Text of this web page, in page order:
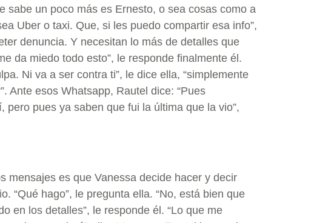
sabe un poco más es Ernesto, o sea cosas como a
Uber o taxi. Que, si les puedo compartir esa info”,
denuncia. Y necesitan lo más de detalles que
da miedo todo esto”, le responde finalmente él.
Ni va a ser contra ti”, le dice ella, “simplemente
Ante esos Whatsapp, Rautel dice: “Pues
pero pues ya saben que fui la última que la vio”,
mensajes es que Vanessa decide hacer y decir
“Qué hago”, le pregunta ella. “No, está bien que
en los detalles”, le responde él. “Lo que me